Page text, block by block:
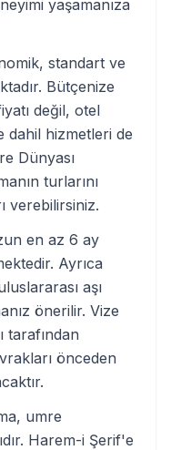
yaşamanıza
standart ve
Bütçenize
değil, otel
dahil hizmetleri de
Dünyası
turlarını
verebilirsiniz.
en az 6 ay
Ayrıca
aşı
önerilir. Vize
tarafından
önceden
umre
Harem-i Şerif'e